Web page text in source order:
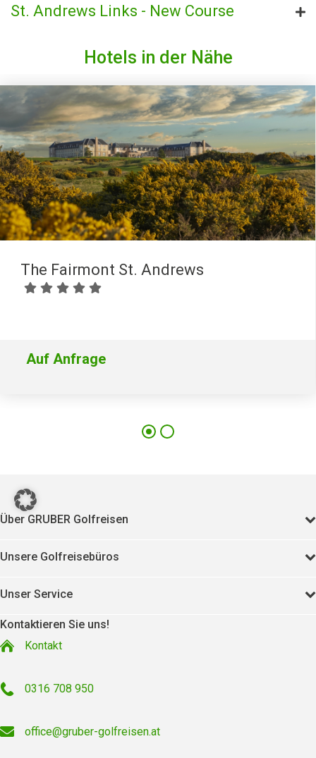
St. Andrews Links - New Course
Hotels in der Nähe
The Fairmont St. Andrews
Auf Anfrage
Über GRUBER Golfreisen
Unsere Golfreisebüros
Unser Service
Kontaktieren Sie uns!
Kontakt
0316 708 950
office@gruber-golfreisen.at